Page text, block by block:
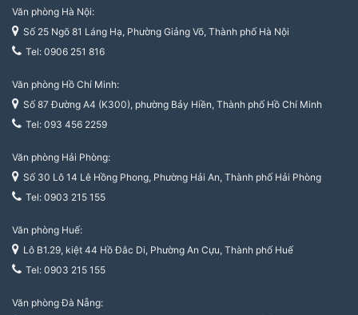
Văn phòng Hà Nội:
Số 25 Ngõ 81 Láng Hạ, Phường Giảng Võ, Thành phố Hà Nội
Tel: 0906 251 816
Văn phòng Hồ Chí Minh:
Số 87 Đường A4 (K300), phường Bảy Hiền, Thành phố Hồ Chí Minh
Tel: 093 456 2259
Văn phòng Hải Phòng:
Số 30 Lô 14 Lê Hồng Phong, Phường Hải An, Thành phố Hải Phòng
Tel: 0903 215 155
Văn phòng Huế:
Lô B1.29, kiệt 44 Hồ Đắc Di, Phường An Cựu, Thành phố Huế
Tel: 0903 215 155
Văn phòng Đà Nẵng: